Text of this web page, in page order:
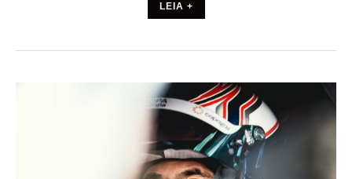
LEIA +